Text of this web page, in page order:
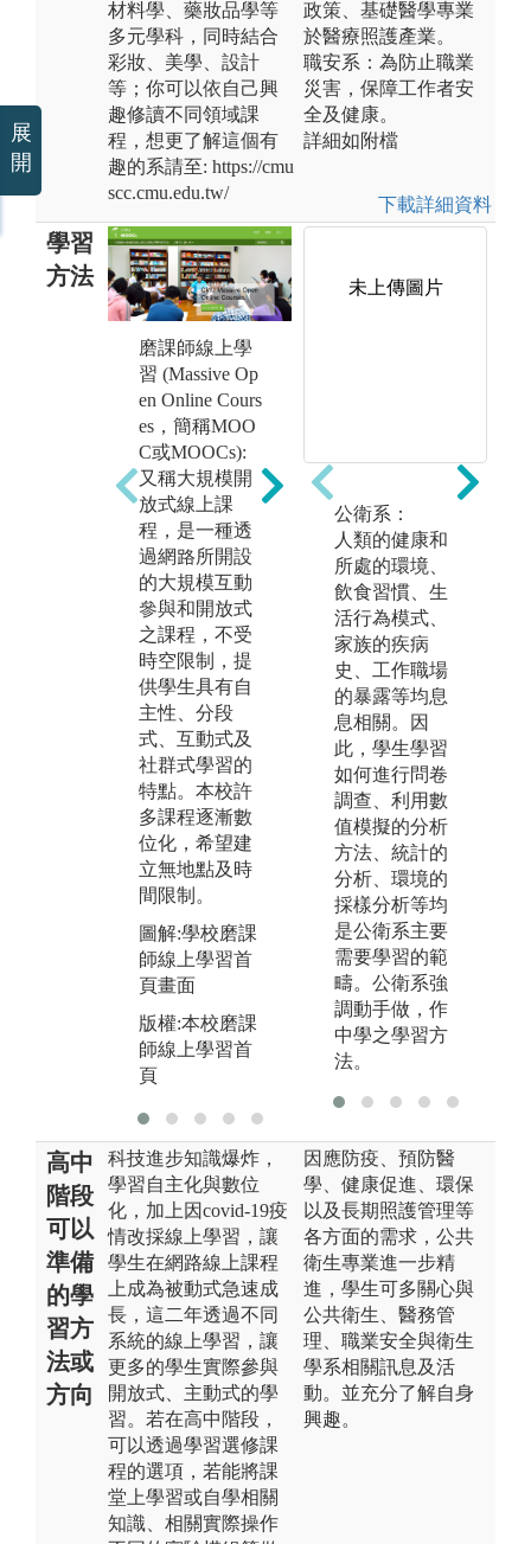
材料學、藥妝品學等
多元學科，同時結合
彩妝、美學、設計
等；你可以依自己興
趣修讀不同領域課
程，想更了解這個有
趣的系請至: https://cmu
scc.cmu.edu.tw/
政策、基礎醫學專業
於醫療照護產業。
職安系：為防止職業
災害，保障工作者安
全及健康。
詳細如附檔
下載詳細資料
學習
方法
磨課師線上學
習 (Massive Op
en Online Cours
es，簡稱MOO
C或MOOCs):
又稱大規模開
放式線上課
程，是一種透
過網路所開設
的大規模互動
參與和開放式
之課程，不受
時空限制，提
供學生具有自
主性、分段
式、互動式及
社群式學習的
特點。本校許
多課程逐漸數
位化，希望建
立無地點及時
間限制。
圖解:學校磨課
師線上學習首
頁畫面
版權:本校磨課
師線上學習首
頁
前先自行上網
學習要教授的
課程內容，課
堂上可以保留
更多學習互動
的機會。譬如
為解決問題而
去閱讀或實際
作業，會讓學
習更有效率。
由學生主導學
習，在課前依
老師設定題目
及方向收集與
整理資料，於
課堂上討論，
留下更深刻印
象。
圖解:翻轉學習
教室
版權:學校教師
發展中心網頁
未上傳圖片
公衛系：
人類的健康和
所處的環境、
飲食習慣、生
活行為模式、
家族的疾病
史、工作職場
的暴露等均息
息相關。因
此，學生學習
如何進行問卷
調查、利用數
值模擬的分析
方法、統計的
分析、環境的
採樣分析等均
是公衛系主要
需要學習的範
疇。公衛系強
調動手做，作
中學之學習方
法。
高中
階段
可以
準備
的學
習方
法或
方向
科技進步知識爆炸，
學習自主化與數位
化，加上因covid-19疫
情改採線上學習，讓
學生在網路線上課程
上成為被動式急速成
長，這二年透過不同
系統的線上學習，讓
更多的學生實際參與
開放式、主動式的學
習。若在高中階段，
可以透過學習選修課
程的選項，若能將課
堂上學習或自學相關
知識、相關實際操作
因應防疫、預防醫
學、健康促進、環保
以及長期照護管理等
各方面的需求，公共
衛生專業進一步精
進，學生可多關心與
公共衛生、醫務管
理、職業安全與衛生
學系相關訊息及活
動。並充分了解自身
興趣。
展
開